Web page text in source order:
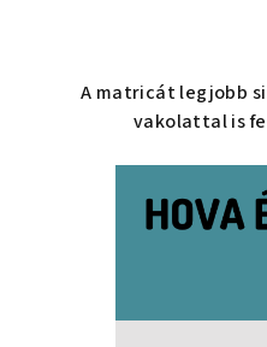
A matricát legjobb
vakolattal is